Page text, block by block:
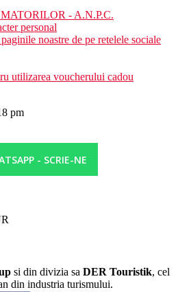
cu o gama larga de servicii.
de 8 USD/persoana/noapte se plateste la
de 01.10.2024, statul Tanzanian
sanatate obligatorie in valoare de 44
- A.N.P.C.
personal
noastre de pe retelele sociale
utilizarea voucherului cadou
pm
- SCRIE-NE
si din divizia sa DER Touristik, cel
din industria turismului.